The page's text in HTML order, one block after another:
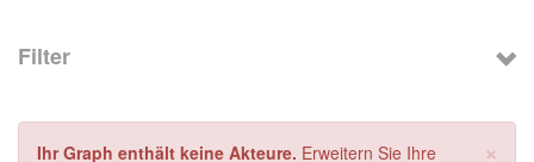
Filter
×
Ihr Graph enthält keine Akteure. Erweitern Sie Ihre